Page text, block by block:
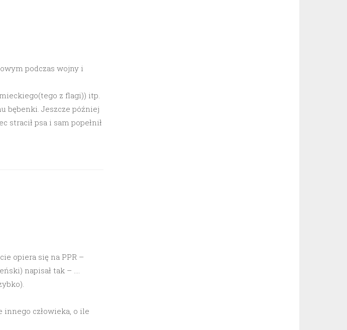
podczas wojny i
z flagi)) itp.
bębenki. Jeszcze później
stracił psa i sam popełnił
opiera się na PPR –
napisał tak – ….
człowieka, o ile